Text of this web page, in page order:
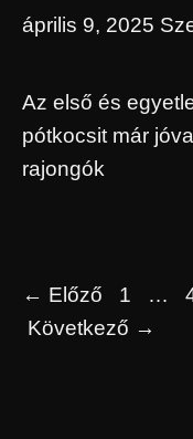
április 9, 2025
Az első és
pótkocsit már
rajongók
← Előző Oldal
1 …
Következő →